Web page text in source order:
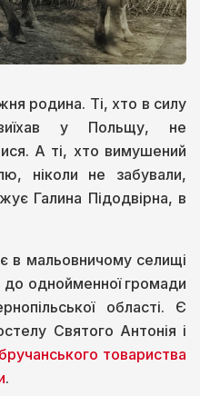
родина. Ті, хто в силу
у Польщу, не
А ті, хто вимушений
ніколи не забували,
Галина Підодвірна, в
в мальовничому селищі
однойменної громади
області. Є
Святого Антонія і
товариства
.